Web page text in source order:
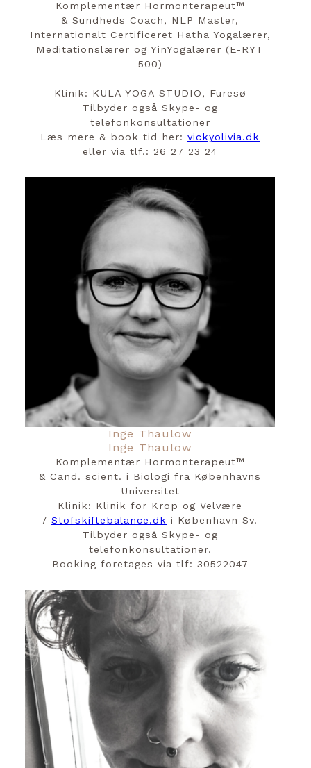
Komplementær Hormonterapeut™️
& Sundheds Coach, NLP Master,
Internationalt Certificeret Hatha Yogalærer,
Meditationslærer og YinYogalærer (E-RYT
500)
Klinik: KULA YOGA STUDIO, Furesø
Tilbyder også Skype- og
telefonkonsultationer
Læs mere & book tid her: vickyolivia.dk
eller via tlf.: 26 27 23 24
Inge Thaulow
Inge Thaulow
Komplementær Hormonterapeut™️
& Cand. scient. i Biologi fra Københavns
Universitet
Klinik: Klinik for Krop og Velvære
/ Stofskiftebalance.dk i København Sv.
Tilbyder også Skype- og
telefonkonsultationer.
Booking foretages via tlf: 30522047